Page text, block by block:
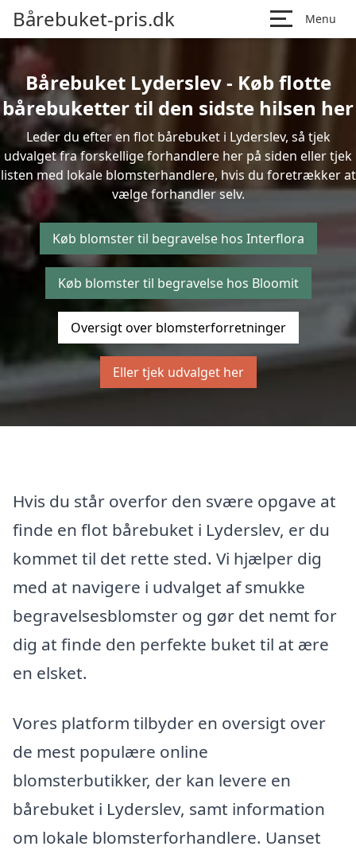
Bårebuket-pris.dk Menu
Bårebuket Lyderslev - Køb flotte
bårebuketter til den sidste hilsen her
Leder du efter en flot bårebuket i Lyderslev, så tjek
udvalget fra forskellige forhandlere her på siden eller tjek
listen med lokale blomsterhandlere, hvis du foretrækker at
vælge forhandler selv.
Køb blomster til begravelse hos Interflora
Køb blomster til begravelse hos Bloomit
Oversigt over blomsterforretninger
Eller tjek udvalget her
Hvis du står overfor den svære opgave at
finde en flot bårebuket i Lyderslev, er du
kommet til det rette sted. Vi hjælper dig
med at navigere i udvalget af smukke
begravelsesblomster og gør det nemt for
dig at finde den perfekte buket til at ære
en elsket.
Vores platform tilbyder en oversigt over
de mest populære online
blomsterbutikker, der kan levere en
bårebuket i Lyderslev, samt information
om lokale blomsterforhandlere. Uanset